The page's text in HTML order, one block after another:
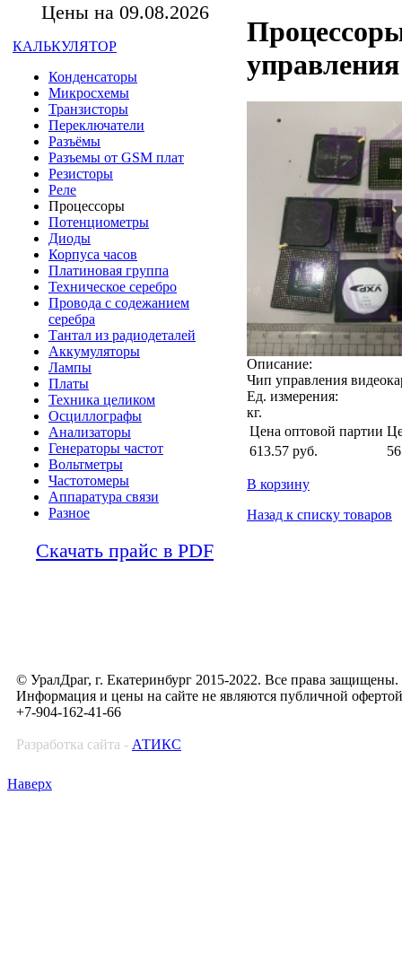
Цены на 09.08.2026
КАЛЬКУЛЯТОР
Конденсаторы
Микросхемы
Транзисторы
Переключатели
Разъёмы
Разъемы от GSM плат
Резисторы
Реле
Процессоры
Потенциометры
Диоды
Корпуса часов
Платиновая группа
Техническое серебро
Провода с содежанием
серебра
Тантал из радиодеталей
Аккумуляторы
Лампы
Платы
Техника целиком
Осциллографы
Анализаторы
Генераторы частот
Вольтметры
Частотомеры
Аппаратура связи
Разное
Скачать прайс в PDF
управления
Описание:
Чип управления
Ед. измерения:
кг.
Цена оптовой партии
613.57 руб.
В корзину
Назад к списку товаров
© УралДраг, г. Екатеринбург 2015-2022. Все права защищены.
Информация и цены на сайте не являются публичной офертой
+7-904-162-41-66
Разработка сайта - АТИКС
Наверх